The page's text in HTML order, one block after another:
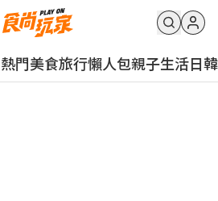
熱門美食旅行懶人包親子生活日韓